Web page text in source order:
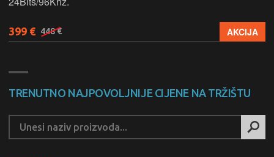
399 € 448 € AKCIJA
TRENUTNO NAJPOVOLJNIJE CIJENE NA TRŽIŠTU